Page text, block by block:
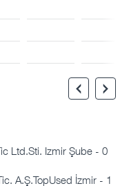
Ltd.Sti. Izmir Şube - 0
A.Ş.TopUsed İzmir - 1